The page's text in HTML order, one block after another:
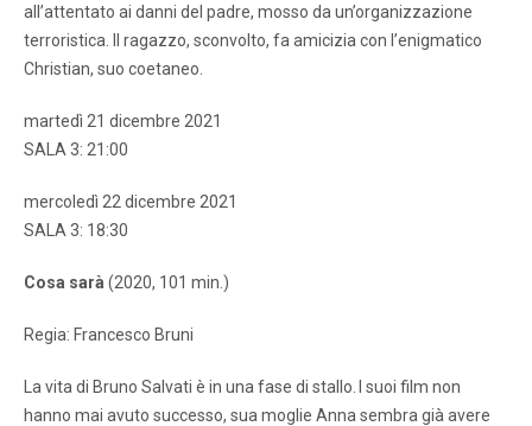
all’attentato ai danni del padre, mosso da un’organizzazione
terroristica. Il ragazzo, sconvolto, fa amicizia con l’enigmatico
Christian, suo coetaneo.
martedì 21 dicembre 2021
SALA 3: 21:00
mercoledì 22 dicembre 2021
SALA 3: 18:30
Cosa sarà (2020, 101 min.)
Regia: Francesco Bruni
La vita di Bruno Salvati è in una fase di stallo. I suoi film non
hanno mai avuto successo, sua moglie Anna sembra già avere